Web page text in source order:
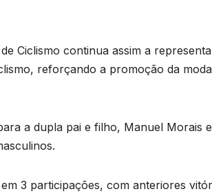
Ciclismo continua assim a
reforçando a promoção da
a dupla pai e filho, Manuel Morais
3 participações, com anteriores